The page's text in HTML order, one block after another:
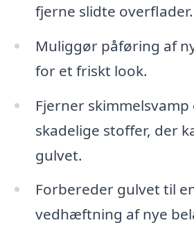
fjerne slidte overflader.
Muliggør påføring af
for et friskt look.
Fjerner
skadelige stoffer, der
gulvet.
Forbereder gulvet til
vedhæftning af nye